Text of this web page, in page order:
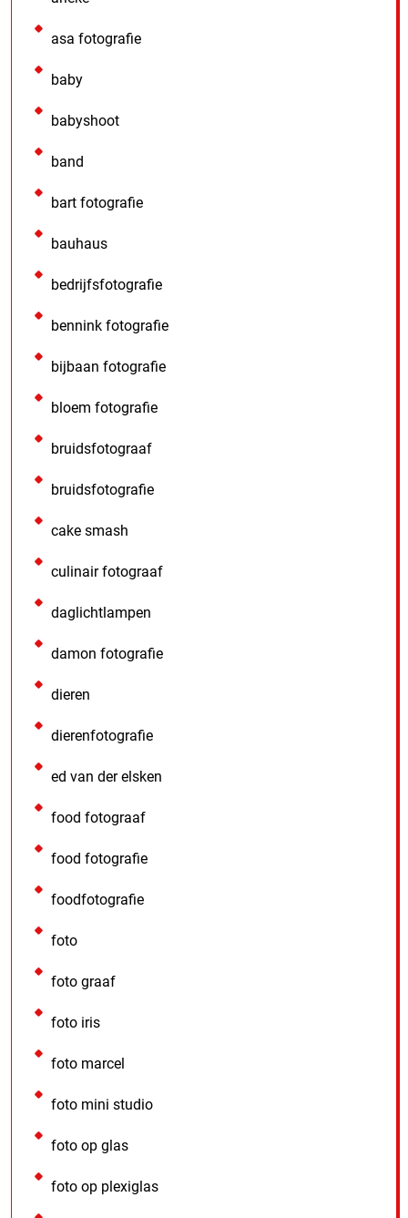
asa fotografie
baby
babyshoot
band
bart fotografie
bauhaus
bedrijfsfotografie
bennink fotografie
bijbaan fotografie
bloem fotografie
bruidsfotograaf
bruidsfotografie
cake smash
culinair fotograaf
daglichtlampen
damon fotografie
dieren
dierenfotografie
ed van der elsken
food fotograaf
food fotografie
foodfotografie
foto
foto graaf
foto iris
foto marcel
foto mini studio
foto op glas
foto op plexiglas